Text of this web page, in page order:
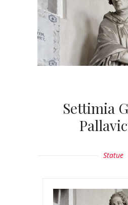
Settimia
Statue